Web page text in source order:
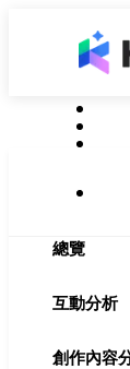
總覽
互動分析
創作內容